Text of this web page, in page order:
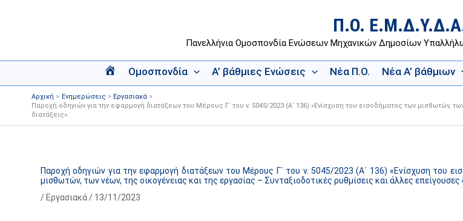
Π.Ο.
Πανελλήνια Ομοσπονδία Ενώσεων Μηχανικών Δημοσίων
Α
χ
Ομοσπονδία Α’ βάθμιες Ενώσεις Νέα Π.Ο. Νέα Α’ βάθμιων
Αρχική Ενημερώσεις
Εργασιακά
Παροχή οδηγιών για την εφαρμογή διατάξεων του Μέρους Γ΄ του ν. 5045/2023 (Α΄ 136) «Ενίσχυση του εισοδήματος των μισθωτών,
διατάξεις».
Παροχή οδηγιών για την εφαρμογή διατάξεων του Μέρους Γ΄ του ν. 5045/2023 (Α΄ 136) «Ενίσχυση του
μισθωτών, των νέων, της οικογένειας και της εργασίας – Συνταξιοδοτικές ρυθμίσεις και άλλες επείγουσες
/ Εργασιακά/ 13/11/2023